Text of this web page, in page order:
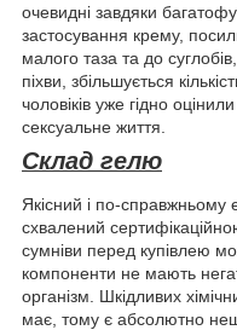
очевидні завдяки
застосування крему,
малого таза та до
піхви, збільшується
чоловіків уже гідно
сексуальне життя.
Склад гелю
Якісний і по-
схвалений
сумніви перед купівлею
компоненти не мають
організм. Шкідливих
має, тому є абсолютно